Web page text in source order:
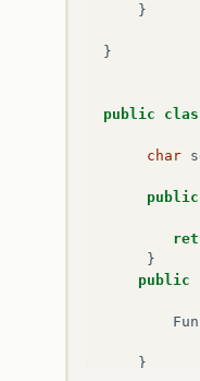
}
}
public
char
public
}
public
}